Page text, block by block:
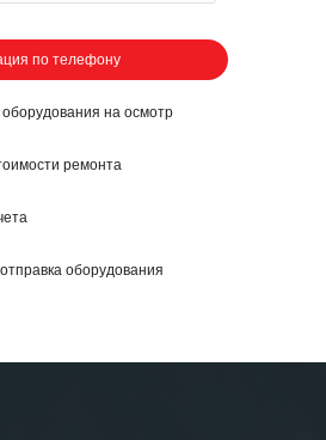
по телефону
на осмотр
ремонта
оборудования